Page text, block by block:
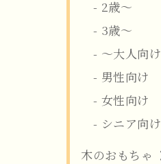
2歳〜
3歳〜
〜大人向け
男性向け
女性向け
シニア向け
木のおもちゃ